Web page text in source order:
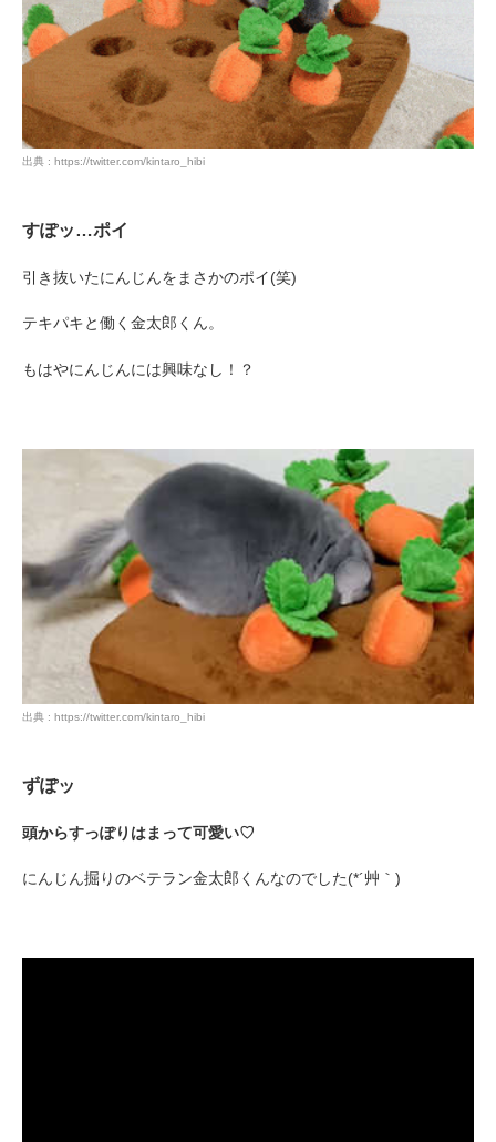
出典 : https://twitter.com/kintaro_hibi
すぽッ…ポイ
引き抜いたにんじんをまさかのポイ(笑)
テキパキと働く金太郎くん。
もはやにんじんには興味なし！？
出典 : https://twitter.com/kintaro_hibi
ずぽッ
頭からすっぽりはまって可愛い♡
にんじん掘りのベテラン金太郎くんなのでした(*´艸｀)
閉じる
pecodogs
PECOアプリをダウンロード済みの方
アプリで開く
アプリをダウンロードする